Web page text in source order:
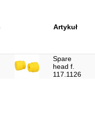
Artykuł
Spare
head f.
117.1126